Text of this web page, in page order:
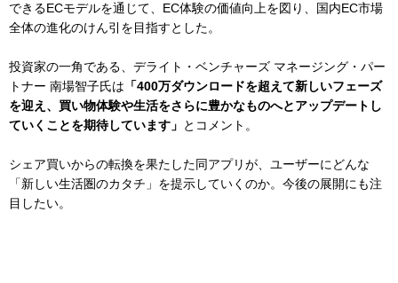
できるECモデルを通じて、EC体験の価値向上を図り、国内EC市場
全体の進化のけん引を目指すとした。
投資家の一角である、デライト・ベンチャーズ マネージング・パー
トナー 南場智子氏は 「400万ダウンロードを超えて新しいフェーズ
を迎え、買い物体験や生活をさらに豊かなものへとアップデートし
ていくことを期待しています」 とコメント。
シェア買いからの転換を果たした同アプリが、ユーザーにどんな
「新しい生活圏のカタチ」を提示していくのか。今後の展開にも注
目したい。